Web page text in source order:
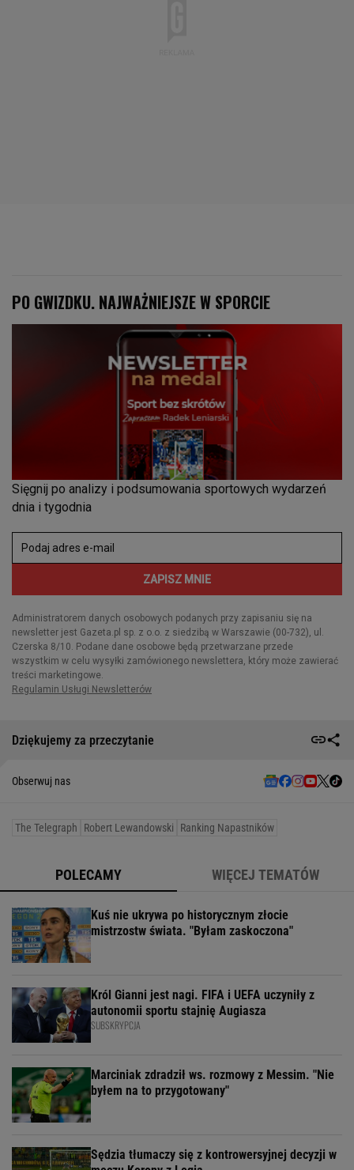
Dziękujemy za przeczytanie
Obserwuj nas
The Telegraph Robert Lewandowski Ranking Napastników
POLECAMY WIĘCEJ TEMATÓW
Kuś nie ukrywa po historycznym złocie
mistrzostw świata. "Byłam zaskoczona"
Król Gianni jest nagi. FIFA i UEFA uczyniły z
autonomii sportu stajnię Augiasza
SUBSKRYPCJA
Marciniak zdradził ws. rozmowy z Messim. "Nie
byłem na to przygotowany"
Sędzia tłumaczy się z kontrowersyjnej decyzji w